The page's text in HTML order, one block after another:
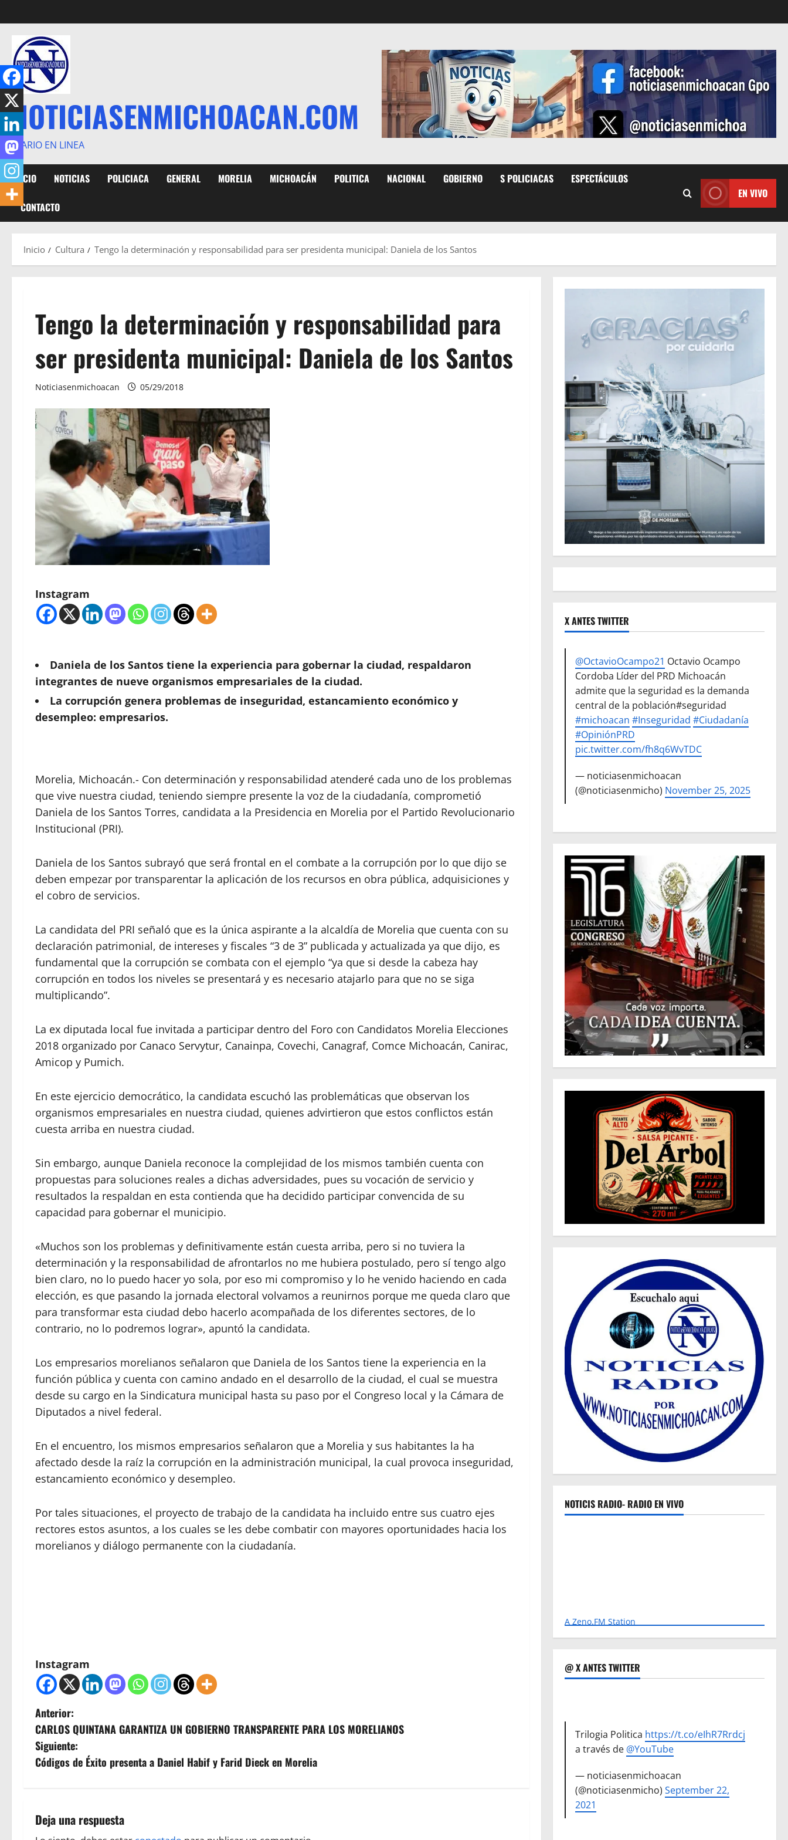
al
contenido
NOTICIASENMICHOACAN.COM
DIARIO EN LINEA
INICIO NOTICIAS POLICIACA GENERAL MORELIA MICHOACÁN POLITICA NACIONAL GOBIERNO S POLICIACAS ESPECTÁCULOS
CONTACTO
EN VIVO
Inicio Cultura Tengo la determinación y responsabilidad para ser presidenta municipal: Daniela de los Santos
Tengo la determinación y responsabilidad para
ser presidenta municipal: Daniela de los Santos
Noticiasenmichoacan 05/29/2018
Instagram
Daniela de los Santos tiene la experiencia para gobernar la ciudad, respaldaron
integrantes de nueve organismos empresariales de la ciudad.
La corrupción genera problemas de inseguridad, estancamiento económico y
desempleo: empresarios.
Morelia, Michoacán.- Con determinación y responsabilidad atenderé cada uno de los problemas
que vive nuestra ciudad, teniendo siempre presente la voz de la ciudadanía, comprometió
Daniela de los Santos Torres, candidata a la Presidencia en Morelia por el Partido Revolucionario
Institucional (PRI).
Daniela de los Santos subrayó que será frontal en el combate a la corrupción por lo que dijo se
deben empezar por transparentar la aplicación de los recursos en obra pública, adquisiciones y
el cobro de servicios.
La candidata del PRI señaló que es la única aspirante a la alcaldía de Morelia que cuenta con su
declaración patrimonial, de intereses y fiscales “3 de 3” publicada y actualizada ya que dijo, es
fundamental que la corrupción se combata con el ejemplo “ya que si desde la cabeza hay
corrupción en todos los niveles se presentará y es necesario atajarlo para que no se siga
multiplicando”.
La ex diputada local fue invitada a participar dentro del Foro con Candidatos Morelia Elecciones
2018 organizado por Canaco Servytur, Canainpa, Covechi, Canagraf, Comce Michoacán, Canirac,
Amicop y Pumich.
En este ejercicio democrático, la candidata escuchó las problemáticas que observan los
organismos empresariales en nuestra ciudad, quienes advirtieron que estos conflictos están
cuesta arriba en nuestra ciudad.
Sin embargo, aunque Daniela reconoce la complejidad de los mismos también cuenta con
propuestas para soluciones reales a dichas adversidades, pues su vocación de servicio y
resultados la respaldan en esta contienda que ha decidido participar convencida de su
capacidad para gobernar el municipio.
«Muchos son los problemas y definitivamente están cuesta arriba, pero si no tuviera la
determinación y la responsabilidad de afrontarlos no me hubiera postulado, pero sí tengo algo
bien claro, no lo puedo hacer yo sola, por eso mi compromiso y lo he venido haciendo en cada
elección, es que pasando la jornada electoral volvamos a reunirnos porque me queda claro que
para transformar esta ciudad debo hacerlo acompañada de los diferentes sectores, de lo
contrario, no lo podremos lograr», apuntó la candidata.
Los empresarios morelianos señalaron que Daniela de los Santos tiene la experiencia en la
función pública y cuenta con camino andado en el desarrollo de la ciudad, el cual se muestra
desde su cargo en la Sindicatura municipal hasta su paso por el Congreso local y la Cámara de
Diputados a nivel federal.
En el encuentro, los mismos empresarios señalaron que a Morelia y sus habitantes la ha
afectado desde la raíz la corrupción en la administración municipal, la cual provoca inseguridad,
estancamiento económico y desempleo.
Por tales situaciones, el proyecto de trabajo de la candidata ha incluido entre sus cuatro ejes
rectores estos asuntos, a los cuales se les debe combatir con mayores oportunidades hacia los
morelianos y diálogo permanente con la ciudadanía.
Instagram
N
a
v
g
Anterior:
CARLOS QUINTANA GARANTIZA UN GOBIERNO TRANSPARENTE PARA LOS MORELIANOS
Siguiente:
Códigos de Éxito presenta a Daniel Habif y Farid Dieck en Morelia
Deja una respuesta
X ANTES TWITTER
@OctavioOcampo21 Octavio Ocampo
Cordoba Líder del PRD Michoacán
admite que la seguridad es la demanda
central de la población#seguridad
#michoacan #Inseguridad #Ciudadanía
#OpiniónPRD
pic.twitter.com/fh8q6WvTDC
— noticiasenmichoacan
(@noticiasenmicho) November 25, 2025
NOTICIS RADIO- RADIO EN VIVO
A Zeno.FM Station
@ X ANTES TWITTER
Trilogia Politica https://t.co/eIhR7Rrdcj
a través de @YouTube
— noticiasenmichoacan
(@noticiasenmicho)September 22,
2021